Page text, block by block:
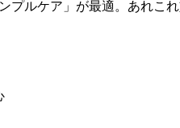
ルケア」が最適。あれこ